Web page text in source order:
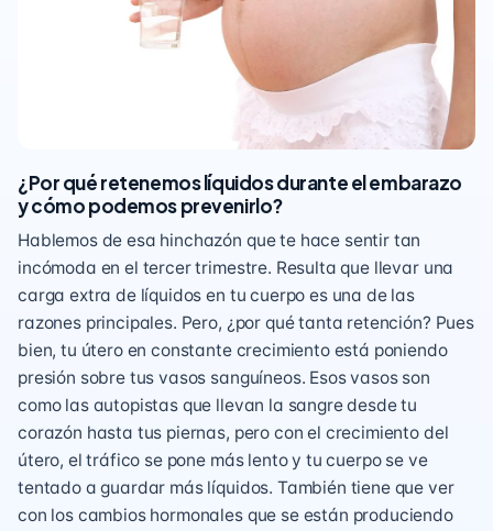
¿Por qué retenemos líquidos durante el embarazo
y cómo podemos prevenirlo?
Hablemos de esa hinchazón que te hace sentir tan
incómoda en el tercer trimestre. Resulta que llevar una
carga extra de líquidos en tu cuerpo es una de las
razones principales. Pero, ¿por qué tanta retención? Pues
bien, tu útero en constante crecimiento está poniendo
presión sobre tus vasos sanguíneos. Esos vasos son
como las autopistas que llevan la sangre desde tu
corazón hasta tus piernas, pero con el crecimiento del
útero, el tráfico se pone más lento y tu cuerpo se ve
tentado a guardar más líquidos. También tiene que ver
con los cambios hormonales que se están produciendo